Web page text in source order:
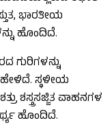
ಭಾರತೀಯ
ಹೊಂದಿದೆ.
ಗುರಿಗಳನ್ನು
ಸ್ಥಳೀಯ
ಶಸ್ತ್ರಸಜ್ಜಿತ ವಾಹನಗಳ
ಹೊಂದಿದೆ.